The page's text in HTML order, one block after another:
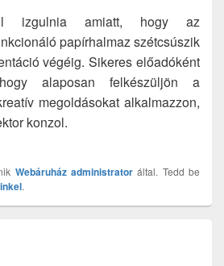
izgulnia amiatt, hogy az
papírhalmaz szétcsúszik
végéig. Sikeres előadóként
alaposan felkészüljön a
megoldásokat alkalmazzon,
konzol.
Webáruház administratoráltal. Tedd be
.